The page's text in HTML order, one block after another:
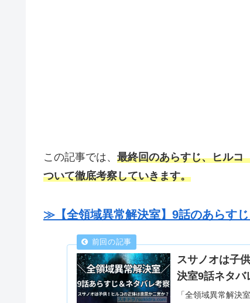
この記事では、 最終回のあらすじ、ヒルコ
ついて徹底考察していきます。
≫【全領域異常解決室】9話のあらす
スサノオは子
決室9話ネタバ
「全領域異常解決